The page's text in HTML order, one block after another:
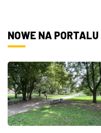
NOWE NA PORTALU